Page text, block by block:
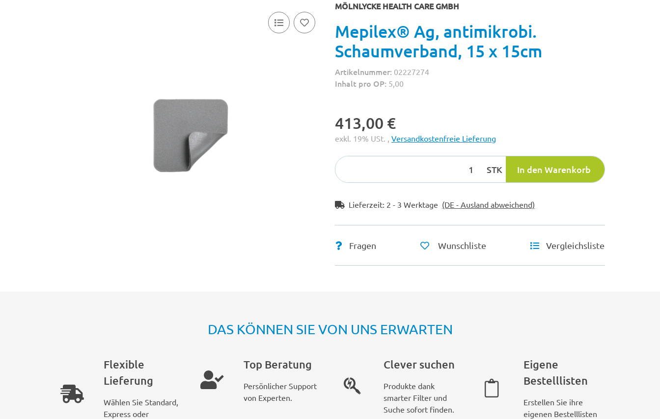
MÖLNLYCKE HEALTH CARE GMBH
Mepilex® Ag, antimikrobi.
Schaumverband, 15 x 15cm
Artikelnummer: 02227274
Inhalt pro OP: 5,00
413,00 €
exkl. 19% USt. , Versandkostenfreie Lieferung
STK In den Warenkorb
Lieferzeit: 2 - 3 Werktage (DE - Ausland abweichend)
Fragen Wunschliste Vergleichsliste
DAS KÖNNEN SIE VON UNS ERWARTEN
Flexible
Lieferung
Wählen Sie Standard,
Express oder
Top Beratung
Persönlicher Support
von Experten.
Clever suchen
Produkte dank
smarter Filter und
Suche sofort finden.
Eigene
Bestelllisten
Erstellen Sie ihre
eigenen Bestelllisten